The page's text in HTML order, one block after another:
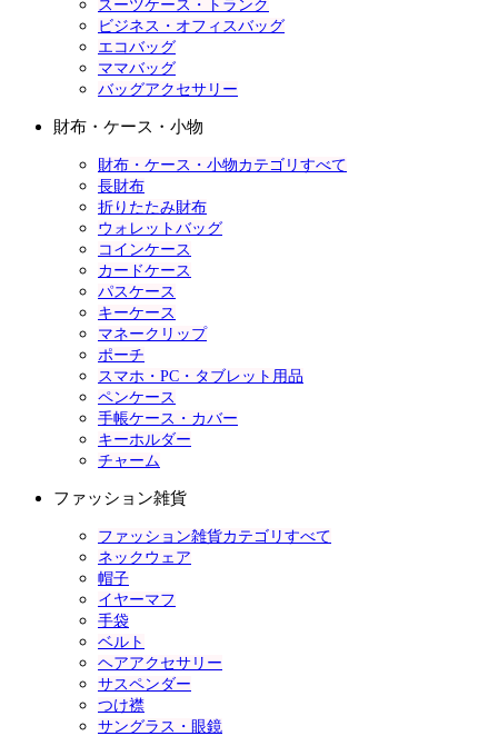
スーツケース・トランク
ビジネス・オフィスバッグ
エコバッグ
ママバッグ
バッグアクセサリー
財布・ケース・小物
財布・ケース・小物カテゴリすべて
長財布
折りたたみ財布
ウォレットバッグ
コインケース
カードケース
パスケース
キーケース
マネークリップ
ポーチ
スマホ・PC・タブレット用品
ペンケース
手帳ケース・カバー
キーホルダー
チャーム
ファッション雑貨
ファッション雑貨カテゴリすべて
ネックウェア
帽子
イヤーマフ
手袋
ベルト
ヘアアクセサリー
サスペンダー
つけ襟
サングラス・眼鏡